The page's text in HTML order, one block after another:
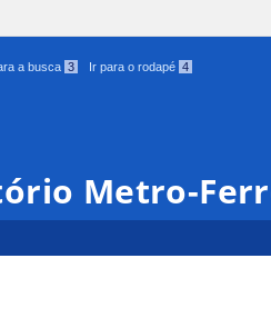
a busca 3 Ir para o rodapé 4
Metro-